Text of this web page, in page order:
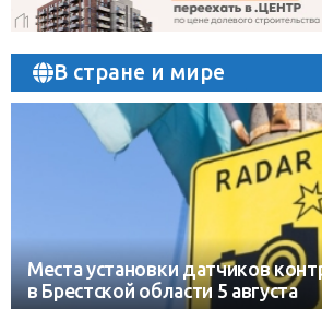
В стране и мире
Места установки датчиков
в Брестской области 5 августа